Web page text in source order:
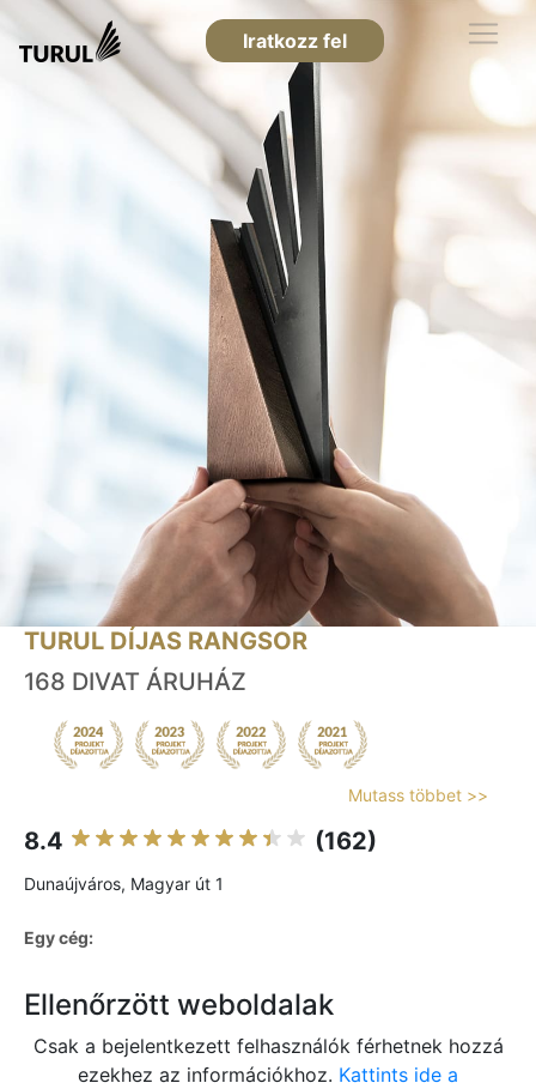
Iratkozz fel
TURUL DÍJAS RANGSOR
168 DIVAT ÁRUHÁZ
Mutass többet >>
8.4 (162)
Dunaújváros, Magyar út 1
Egy cég:
Ellenőrzött weboldalak
Csak a bejelentkezett felhasználók férhetnek hozzá
ezekhez az információkhoz. Kattints ide a